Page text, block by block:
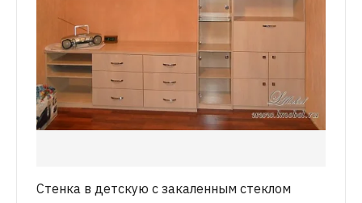
Стенка в детскую с закаленным стеклом